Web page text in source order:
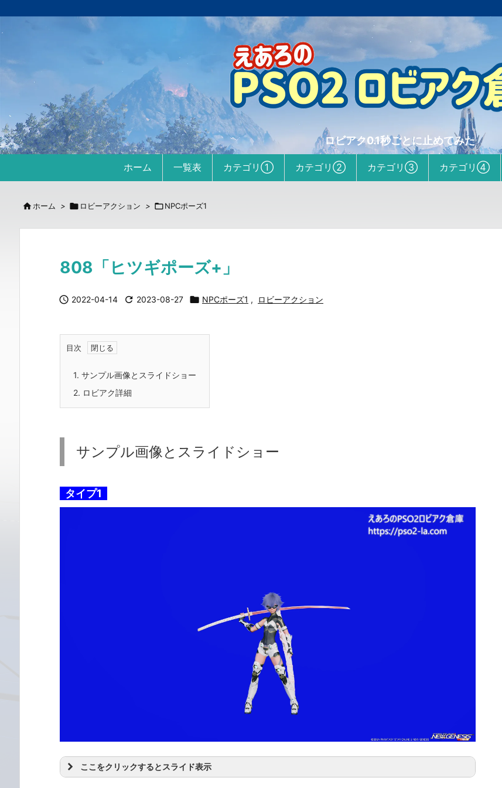
ロビアク0.1秒ごとに止めてみた
ホーム 一覧表 カテゴリ① カテゴリ② カテゴリ③ カテゴリ④
 ホーム >  ロビーアクション > NPCポーズ1
808「ヒツギポーズ+」
 2022-04-14  2023-08-27  NPCポーズ1 , ロビーアクション
目次
1. サンプル画像とスライドショー
2. ロビアク詳細
サンプル画像とスライドショー
タイプ1
ここをクリックするとスライド表示